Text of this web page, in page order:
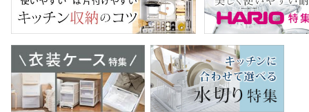
クーラー
）
にくい 切
K